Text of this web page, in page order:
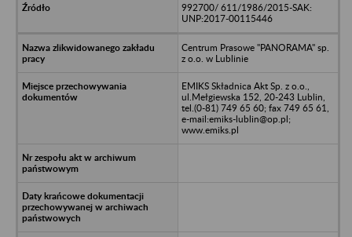
992700/ 611/1986/2015-SAK:
UNP:2017-00115446
Centrum Prasowe "PANORAMA" sp.
z o.o. w Lublinie
EMIKS Składnica Akt Sp. z o.o.,
ul.Mełgiewska 152, 20-243 Lublin,
tel.(0-81) 749 65 60; fax 749 65 61,
e-mail:emiks-lublin@op.pl;
www.emiks.pl